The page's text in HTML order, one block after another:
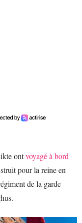
ontvoyagé à bord
pour la reine en
de la garde